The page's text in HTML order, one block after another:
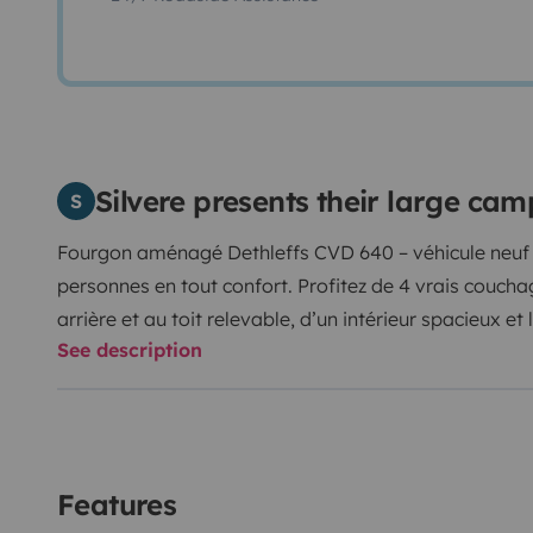
S Silvere presents their large
Fourgon aménagé Dethleffs CVD 640 – véhicule
personnes en tout confort. Profitez de 4 vrais
arrière et au toit relevable, d’un intérieur spacieux et
d’une salle d’eau avec douche et WC, ainsi que du
véhicule les équipements nécessaire à son utilisation
See description
Features